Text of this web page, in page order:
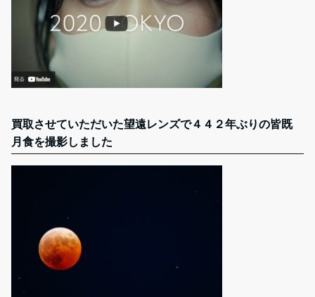
買取させていただいた望遠レンズで４４２年ぶりの皆既
月食を撮影しました